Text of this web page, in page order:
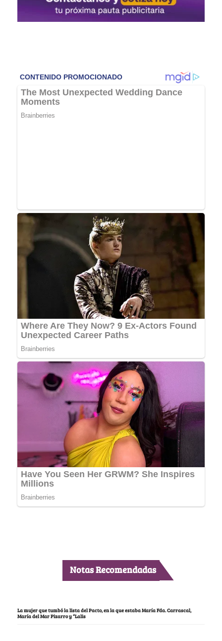
Notas Recomendadas
La mujer que tumbó la lista del Pacto, en la que estaba María Fda. Carrascal,
María del Mar Pizarro y “Lalis